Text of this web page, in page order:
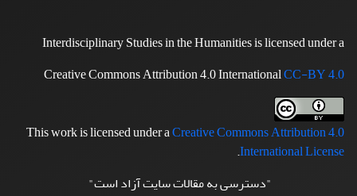
Interdisciplinary Studies in the Humanities is licensed under a
Creative Commons Attribution 4.0 InternationalCC-BY 4.0
This work is licensed under aCreative Commons Attribution 4.0
International License
.
"دسترسی به مقالات سایت آزاد است"